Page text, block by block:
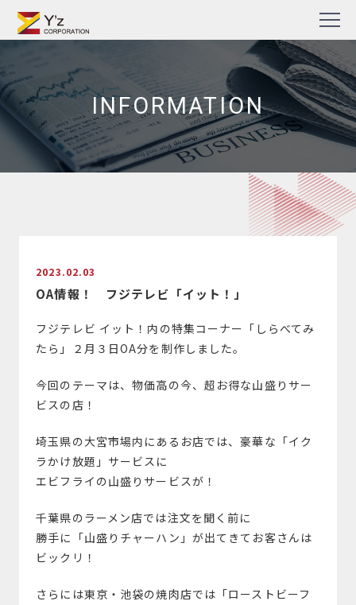
Skip
to
content
TV番組・企業PR動画・Web動画制作の株式会社ワイズ
INFORMATION
2023.02.03
OA情報！ フジテレビ「イット！」
フジテレビ イット！内の特集コーナー「しらべてみ
たら」２月３日OA分を制作しました。
今回のテーマは、物価高の今、超お得な山盛りサー
ビスの店！
埼玉県の大宮市場内にあるお店では、豪華な「イク
ラかけ放題」サービスに
エビフライの山盛りサービスが！
千葉県のラーメン店では注文を聞く前に
勝手に「山盛りチャーハン」が出てきてお客さんは
ビックリ！
さらには東京・池袋の焼肉店では「ローストビーフ